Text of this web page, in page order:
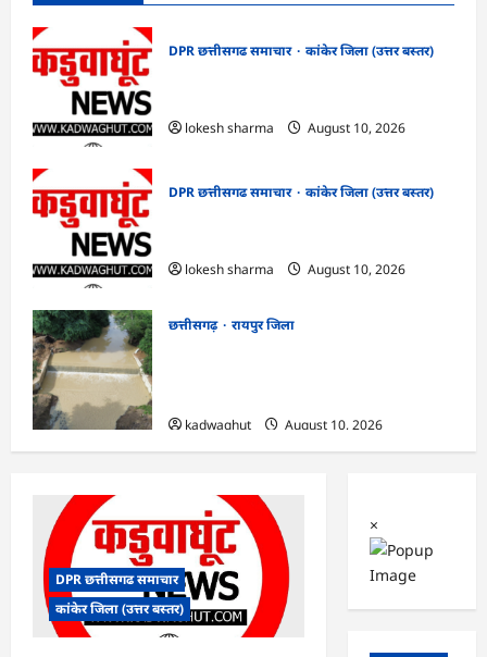
DPR छत्तीसगढ समाचार
कांकेर जिला (उत्तर बस्तर)
lokesh sharma
August 10, 2026
DPR छत्तीसगढ समाचार
कांकेर जिला (उत्तर बस्तर)
lokesh sharma
August 10, 2026
छत्तीसगढ़
रायपुर जिला
kadwaghut
August 10, 2026
DPR छत्तीसगढ समाचार
कांकेर जिला (उत्तर बस्तर)
×